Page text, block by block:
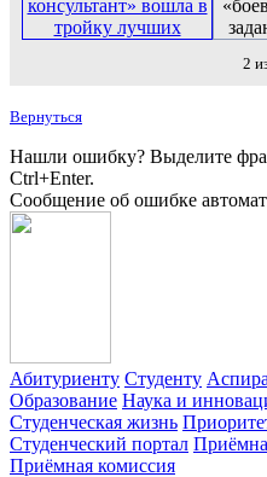
2
Вернуться
Нашли ошибку? Выделите
Ctrl+Enter.
Сообщение об ошибке
Абитуриенту Студенту
Образование Наука и
Студенческая жизнь
Студенческий портал
Приёмная комиссия